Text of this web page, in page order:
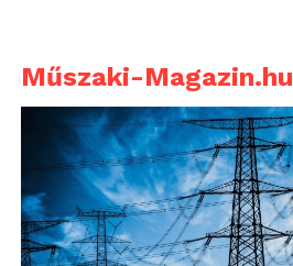
Műszaki-Magazin.hu